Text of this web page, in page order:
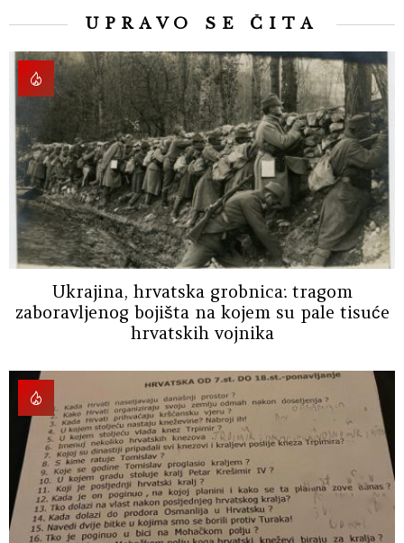
UPRAVO SE ČITA
Ukrajina, hrvatska grobnica: tragom
zaboravljenog bojišta na kojem su pale tisuće
hrvatskih vojnika